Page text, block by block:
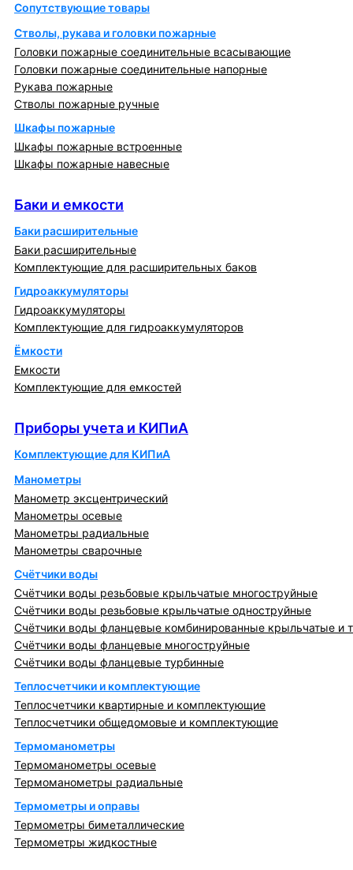
Сопутствующие товары
Стволы, рукава и головки пожарные
Головки пожарные соединительные всасывающие
Головки пожарные соединительные напорные
Рукава пожарные
Стволы пожарные ручные
Шкафы пожарные
Шкафы пожарные встроенные
Шкафы пожарные навесные
Баки и емкости
Баки расширительные
Баки расширительные
Комплектующие для расширительных баков
Гидроаккумуляторы
Гидроаккумуляторы
Комплектующие для гидроаккумуляторов
Ёмкости
Емкости
Комплектующие для емкостей
Приборы учета и КИПиА
Комплектующие для КИПиА
Манометры
Манометр эксцентрический
Манометры осевые
Манометры радиальные
Манометры сварочные
Счётчики воды
Счётчики воды резьбовые крыльчатые многоструйные
Счётчики воды резьбовые крыльчатые одноструйные
Счётчики воды фланцевые комбинированные крыльчатые и
Счётчики воды фланцевые многоструйные
Счётчики воды фланцевые турбинные
Теплосчетчики и комплектующие
Теплосчетчики квартирные и комплектующие
Теплосчетчики общедомовые и комплектующие
Термоманометры
Термоманометры осевые
Термоманометры радиальные
Термометры и оправы
Термометры биметаллические
Термометры жидкостные